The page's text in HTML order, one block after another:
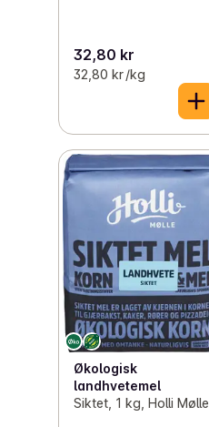
32,80 kr
32,80 kr /kg
Økologisk
landhvetemel
Siktet, 1 kg, Holli Mølle